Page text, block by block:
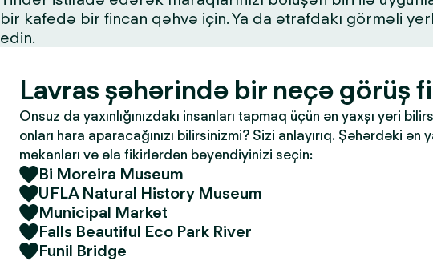
bir kafedə bir fincan qəhvə için. Ya da ətrafdakı görməli
edin.
Lavras şəhərində bir neçə görüş
Onsuz da yaxınlığınızdakı insanları tapmaq üçün ən yaxşı yeri
onları hara aparacağınızı bilirsinizmi? Sizi anlayırıq. Şəhərdəki ən
məkanları və əla fikirlərdən bəyəndiyinizi seçin:
Bi Moreira Museum
UFLA Natural History Museum
Municipal Market
Falls Beautiful Eco Park River
Funil Bridge